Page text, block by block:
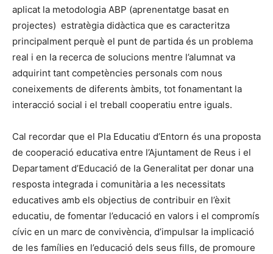
aplicat la metodologia ABP (aprenentatge basat en
projectes) estratègia didàctica que es caracteritza
principalment perquè el punt de partida és un problema
real i en la recerca de solucions mentre l’alumnat va
adquirint tant competències personals com nous
coneixements de diferents àmbits, tot fonamentant la
interacció social i el treball cooperatiu entre iguals.
Cal recordar que el Pla Educatiu d’Entorn és una proposta
de cooperació educativa entre l’Ajuntament de Reus i el
Departament d’Educació de la Generalitat per donar una
resposta integrada i comunitària a les necessitats
educatives amb els objectius de contribuir en l’èxit
educatiu, de fomentar l’educació en valors i el compromís
cívic en un marc de convivència, d’impulsar la implicació
de les famílies en l’educació dels seus fills, de promoure